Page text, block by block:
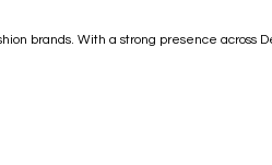
brands. With a strong presence across